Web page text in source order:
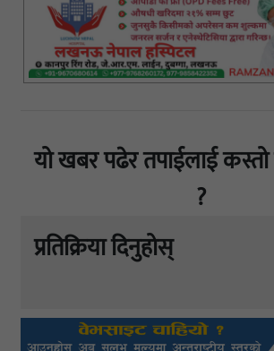
यो खबर पढेर तपाईलाई
?
प्रतिक्रिया दिनुहोस्